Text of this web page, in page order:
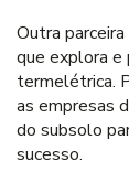
Outra
que explora e
termelétrica.
as empresas
do subsolo
sucesso.